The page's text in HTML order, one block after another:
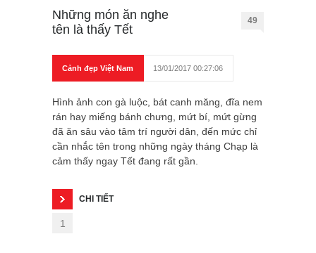
Những món ăn nghe
tên là thấy Tết
49
Cảnh đẹp Việt Nam 13/01/2017 00:27:06
Hình ảnh con gà luộc, bát canh măng, đĩa nem
rán hay miếng bánh chưng, mứt bí, mứt gừng
đã ăn sâu vào tâm trí người dân, đến mức chỉ
cần nhắc tên trong những ngày tháng Chạp là
cảm thấy ngay Tết đang rất gần.
CHI TIẾT
1